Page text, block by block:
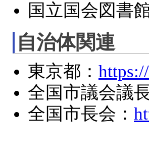
国立国会図書
自治体関連
東京都：
全国市議会議
全国市長会：